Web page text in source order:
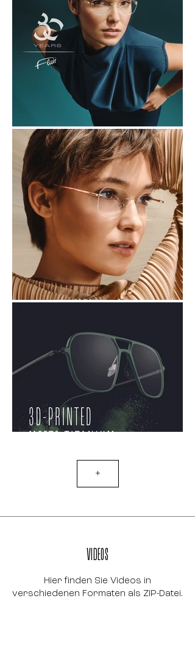
+
VIDEOS
​Hier finden Sie Videos in
verschiedenen Formaten als ZIP-Datei.